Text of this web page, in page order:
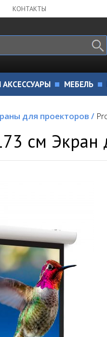
КОНТАКТЫ
АКСЕССУАРЫ МЕБЕЛЬ
для проекторов /
см Экран